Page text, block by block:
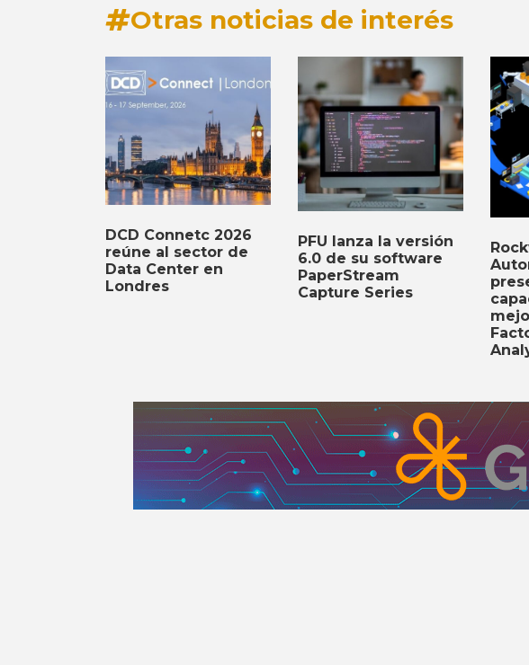
Otras noticias de interés
DCD Connetc 2026
reúne al sector de
Data Center en
Londres
PFU lanza la versión
6.0 de su software
PaperStream
Capture Series